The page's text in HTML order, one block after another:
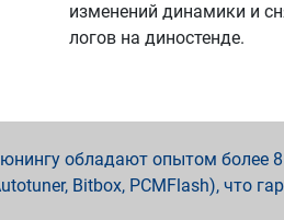
изменений динамики и
логов на диностенде.
обладают опытом более
Bitbox, PCMFlash), что